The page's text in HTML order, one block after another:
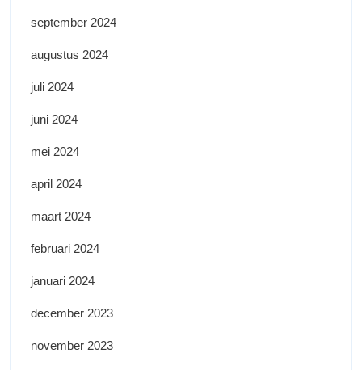
september 2024
augustus 2024
juli 2024
juni 2024
mei 2024
april 2024
maart 2024
februari 2024
januari 2024
december 2023
november 2023